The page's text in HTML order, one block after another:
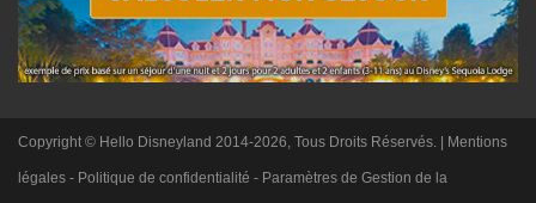
Copyright © Hello Disneyland 2014-2026, Tous Droits Réservés. | Mentions
légales - Politique de confidentialité - Paramètres de Gestion de la